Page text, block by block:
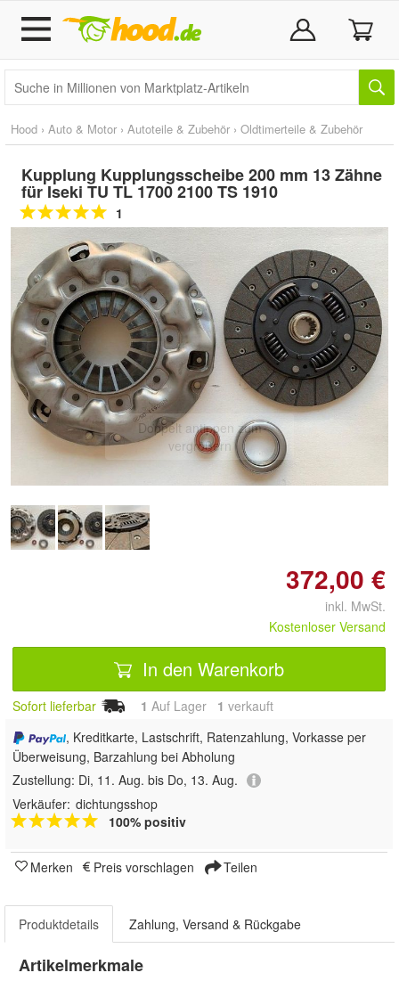
Hood › Auto & Motor › Autoteile & Zubehör › Oldtimerteile & Zubehör
Kupplung Kupplungsscheibe 200 mm 13 Zähne
für Iseki TU TL 1700 2100 TS 1910
1
Doppelt antippen zum
vergrößern
372,00 €
inkl. MwSt.
Kostenloser Versand
In den Warenkorb
Sofort lieferbar 1 Auf Lager 1 verkauft
, Kreditkarte, Lastschrift, Ratenzahlung, Vorkasse per
Überweisung, Barzahlung bei Abholung
Zustellung: Di, 11. Aug. bis Do, 13. Aug.
Verkäufer: dichtungsshop
100% positiv
Merken Preis vorschlagen Teilen
Produktdetails Zahlung, Versand & Rückgabe
Artikelmerkmale